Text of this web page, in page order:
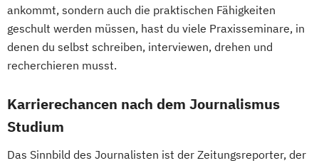
ankommt, sondern auch die praktischen Fähigkeiten
geschult werden müssen, hast du viele Praxisseminare, in
denen du selbst schreiben, interviewen, drehen und
recherchieren musst.
Karrierechancen nach dem Journalismus
Studium
Das Sinnbild des Journalisten ist der Zeitungsreporter, der